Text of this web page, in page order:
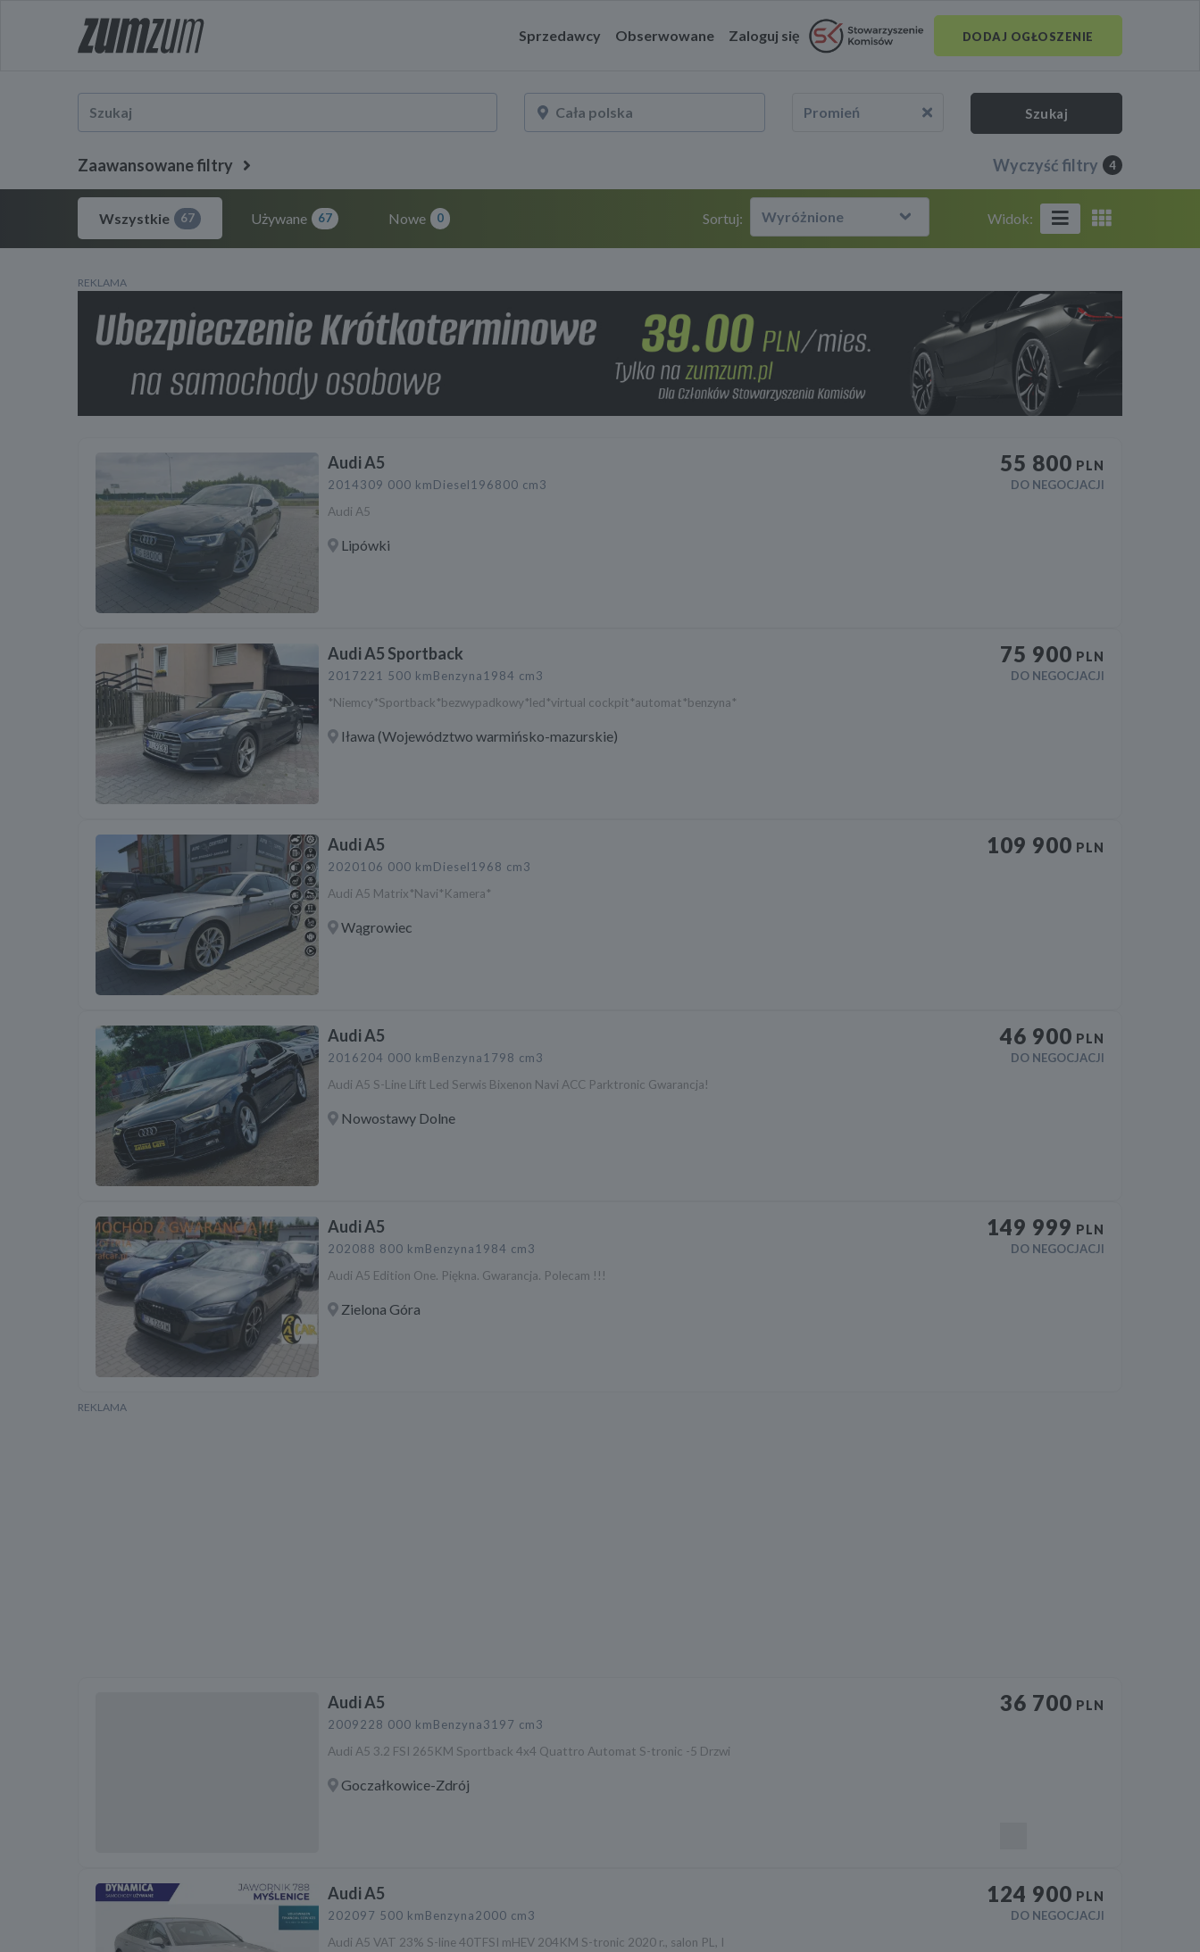
Sprzedawcy Obserwowane Zaloguj się DODAJ OGŁOSZENIE
Promień Szukaj
Zaawansowane filtry Wyczyść filtry 4
Wszystkie 67 Używane 67 Nowe 0 Sortuj: Wyróżnione Widok:
REKLAMA
Audi A5
2014309 000 kmDiesel196800 cm3
Audi A5
Lipówki
55 800 PLN
DO NEGOCJACJI
Audi A5 Sportback
2017221 500 kmBenzyna1984 cm3
*Niemcy*Sportback*bezwypadkowy*led*virtual cockpit*automat*benzyna*
Iława (Województwo warmińsko-mazurskie)
75 900 PLN
DO NEGOCJACJI
Audi A5
2020106 000 kmDiesel1968 cm3
Audi A5 Matrix*Navi*Kamera*
Wągrowiec
109 900 PLN
Audi A5
2016204 000 kmBenzyna1798 cm3
Audi A5 S-Line Lift Led Serwis Bixenon Navi ACC Parktronic Gwarancja!
Nowostawy Dolne
46 900 PLN
DO NEGOCJACJI
Audi A5
202088 800 kmBenzyna1984 cm3
Audi A5 Edition One. Piękna. Gwarancja. Polecam !!!
Zielona Góra
149 999 PLN
DO NEGOCJACJI
Audi A5
2009228 000 kmBenzyna3197 cm3
Audi A5 3.2 FSI 265KM Sportback 4x4 Quattro Automat S-tronic -5 Drzwi
Goczałkowice-Zdrój
36 700 PLN
Audi A5
202097 500 kmBenzyna2000 cm3
Audi A5 VAT 23% S-line 40TFSI mHEV 204KM S-tronic 2020 r., salon PL, I
124 900 PLN
DO NEGOCJACJI